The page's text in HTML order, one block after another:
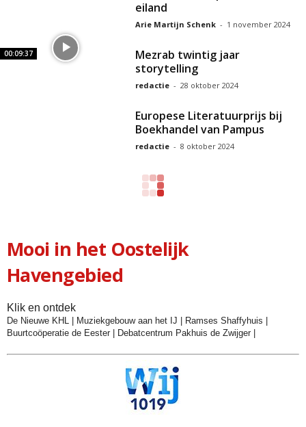
eiland
Arie Martijn Schenk - 1 november 2024
00:09:37
Mezrab twintig jaar
storytelling
redactie - 28 oktober 2024
Europese Literatuurprijs bij
Boekhandel van Pampus
redactie - 8 oktober 2024
Mooi in het Oostelijk
Havengebied
Klik en ontdek
De Nieuwe KHL Muziekgebouw aan het IJ Ramses Shaffyhuis
Buurtcoöperatie de Eester
Debatcentrum Pakhuis de Zwijger